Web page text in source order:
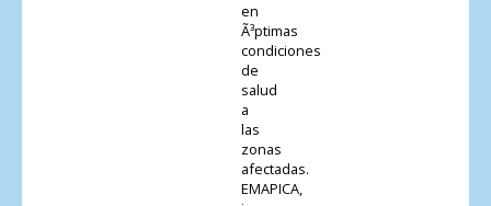
en
Ã³ptimas
condiciones
de
salud
a
las
zonas
afectadas.
EMAPICA,